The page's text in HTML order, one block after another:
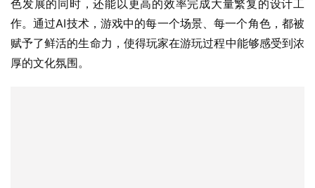
色发展的同时，还能以更高的效率完成大量繁复的设计工
作。通过AI技术，游戏中的每一个场景、每一个角色，都被
赋予了鲜活的生命力，使得玩家在游玩过程中能够感受到浓
厚的文化氛围。